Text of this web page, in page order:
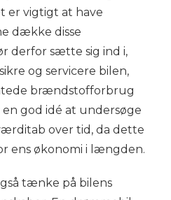
er vigtigt at have
dække disse
derfor sætte sig ind i,
og servicere bilen,
brændstofforbrug
god idé at undersøge
over tid, da dette
ens økonomi i længden.
tænke på bilens